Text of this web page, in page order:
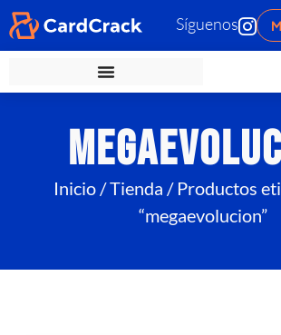
Síguenos
Inicio/Tienda / Productos
“megaevolucion”